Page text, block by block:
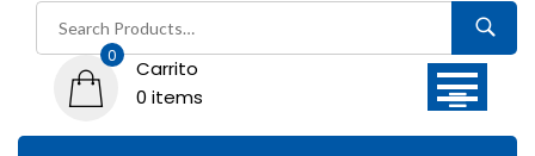
Buscar
por:
0
Carrito
0 items